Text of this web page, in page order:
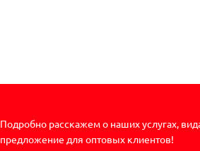
Подробно расскажем о наших услугах,
предложение для оптовых клиентов!